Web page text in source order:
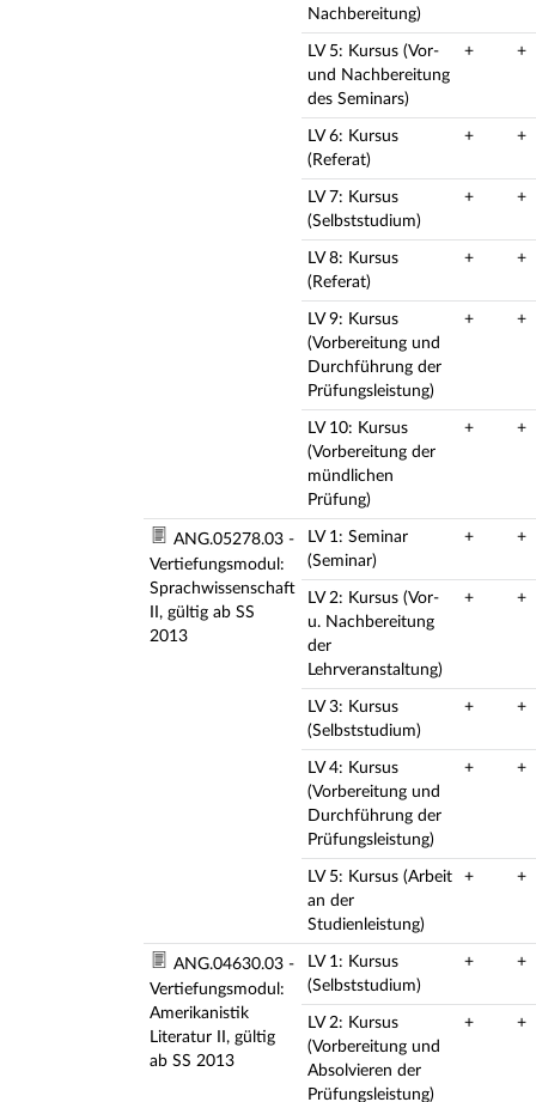
Nachbereitung)
LV 5: Kursus (Vor-
und Nachbereitung
des Seminars)
+ +
LV 6: Kursus
(Referat)
+ +
LV 7: Kursus
(Selbststudium)
+ +
LV 8: Kursus
(Referat)
+ +
LV 9: Kursus
(Vorbereitung und
Durchführung der
Prüfungsleistung)
+ +
LV 10: Kursus
(Vorbereitung der
mündlichen
Prüfung)
+ +
ANG.05278.03 -
Vertiefungsmodul:
Sprachwissenschaft
II, gültig ab SS
2013
LV 1: Seminar
(Seminar)
+ +
LV 2: Kursus (Vor-
u. Nachbereitung
der
Lehrveranstaltung)
+ +
LV 3: Kursus
(Selbststudium)
+ +
LV 4: Kursus
(Vorbereitung und
Durchführung der
Prüfungsleistung)
+ +
LV 5: Kursus (Arbeit
an der
Studienleistung)
+ +
ANG.04630.03 -
Vertiefungsmodul:
Amerikanistik
Literatur II, gültig
ab SS 2013
LV 1: Kursus
(Selbststudium)
+ +
LV 2: Kursus
(Vorbereitung und
Absolvieren der
Prüfungsleistung)
+ +